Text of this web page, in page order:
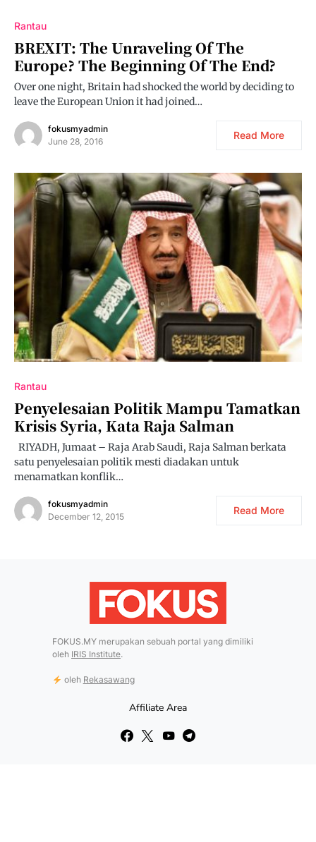
Rantau
BREXIT: The Unraveling Of The
Europe? The Beginning Of The End?
Over one night, Britain had shocked the world by deciding to
leave the European Union it had joined…
fokusmyadmin
June 28, 2016
Read More
Rantau
Penyelesaian Politik Mampu Tamatkan
Krisis Syria, Kata Raja Salman
RIYADH, Jumaat – Raja Arab Saudi, Raja Salman berkata
satu penyelesaian politik mesti diadakan untuk
menamatkan konflik…
fokusmyadmin
December 12, 2015
Read More
FOKUS.MY merupakan sebuah portal yang dimiliki
oleh IRIS Institute.
oleh Rekasawang
Affiliate Area